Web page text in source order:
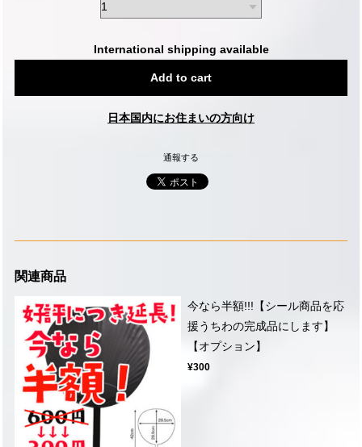
International shipping available
Add to cart
日本国内にお住まいの方向け
通報する
関連商品
今なら半額!!!【シール商品を応
援うちわの完成品にします】
【オプション】
¥300